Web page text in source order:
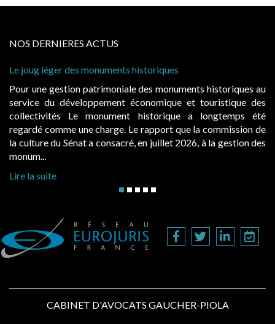
NOS DERNIERES ACTUS
historiques
des monuments historiques au
économique et touristique des
historique a longtemps été
charge. Le rapport que la commission de
a consacré, en juillet 2026, à la gestion des
Evocatrices des
également un beau
public, elles
d’occupation.
CABINET D'AVOCATS GAUCHER-PIOLA